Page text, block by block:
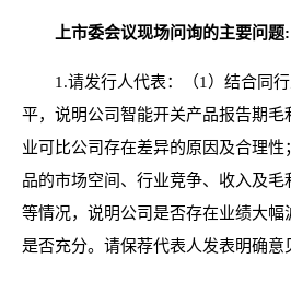
上市委会议现场问询的主要问题:
1.请发行人代表：（1）结合同
平，说明公司智能开关产品报告期
业可比公司存在差异的原因及合理性
品的市场空间、行业竞争、收入及
等情况，说明公司是否存在业绩大
是否充分。请保荐代表人发表明确意